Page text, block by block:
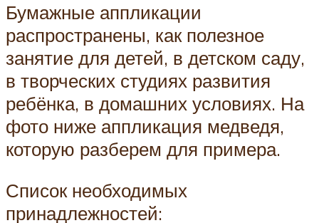
Бумажные аппликации
распространены, как полезное
занятие для детей, в детском саду,
в творческих студиях развития
ребёнка, в домашних условиях. На
фото ниже аппликация медведя,
которую разберем для примера.
Список необходимых
принадлежностей: